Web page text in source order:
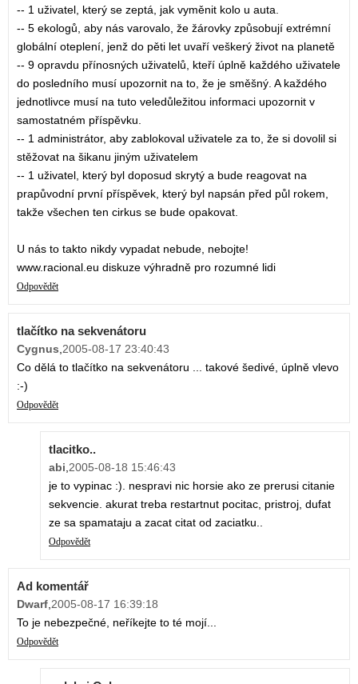
-- 1 uživatel, který se zeptá, jak vyměnit kolo u auta.
-- 5 ekologů, aby nás varovalo, že žárovky způsobují extrémní
globální oteplení, jenž do pěti let uvaří veškerý život na planetě
-- 9 opravdu přínosných uživatelů, kteří úplně každého uživatele
do posledního musí upozornit na to, že je směšný. A každého
jednotlivce musí na tuto veledůležitou informaci upozornit v
samostatném příspěvku.
-- 1 administrátor, aby zablokoval uživatele za to, že si dovolil si
stěžovat na šikanu jiným uživatelem
-- 1 uživatel, který byl doposud skrytý a bude reagovat na
prapůvodní první příspěvek, který byl napsán před půl rokem,
takže všechen ten cirkus se bude opakovat.
U nás to takto nikdy vypadat nebude, nebojte!
www.racional.eu diskuze výhradně pro rozumné lidi
Odpovědět
tlačítko na sekvenátoru
Cygnus 2005-08-17 23:40:43
Co dělá to tlačítko na sekvenátoru ... takové šedivé, úplně vlevo
:-)
Odpovědět
tlacitko..
abi 2005-08-18 15:46:43
je to vypinac :). nespravi nic horsie ako ze prerusi citanie
sekvencie. akurat treba restartnut pocitac, pristroj, dufat
ze sa spamataju a zacat citat od zaciatku..
Odpovědět
Ad komentář
Dwarf 2005-08-17 16:39:18
To je nebezpečné, neříkejte to té mojí...
Odpovědět